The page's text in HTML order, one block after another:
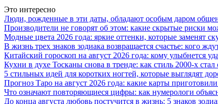
Это интересно
Люди, рожденные в эти даты, обладают особым даром
Производители не говорят об этом: какие скрытые риски
Модные цвета 2026 года: яркие оттенки, которые заменят
В жизнь трех знаков зодиака возвращается счастье: кого
Китайский гороскоп на август 2026 года: кому улыбнется
Кухни в духе Тосканы снова в тренде: как стиль 2000-х
5 стильных идей для коротких ногтей, которые выглядят
Прогноз Таро на август 2026 года: какие карты
Что означают повторяющиеся цифры: как нумерологи
До конца августа любовь постучится в жизнь: 5 знаков